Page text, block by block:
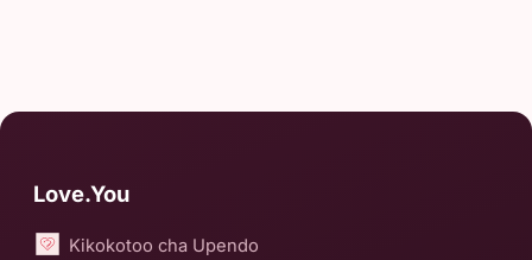
Love.You
Kikokotoo cha Upendo